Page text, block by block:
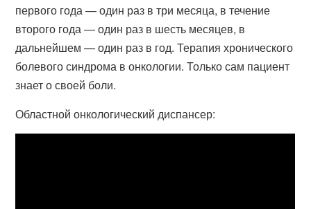
первого года — один раз в три месяца, в течение
второго года — один раз в шесть месяцев, в
дальнейшем — один раз в год. Терапия хронического
болевого синдрома в онкологии. Только сам пациент
знает о своей боли.
Областной онкологический диспансер: